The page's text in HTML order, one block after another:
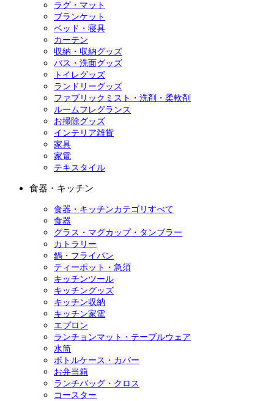
ラグ・マット
ブランケット
ベッド・寝具
カーテン
収納・収納グッズ
バス・洗面グッズ
トイレグッズ
ランドリーグッズ
ファブリックミスト・洗剤・柔軟剤
ルームフレグランス
お掃除グッズ
インテリア雑貨
家具
家電
テキスタイル
食器・キッチン
食器・キッチンカテゴリすべて
食器
グラス・マグカップ・タンブラー
カトラリー
鍋・フライパン
ティーポット・急須
キッチンツール
キッチングッズ
キッチン収納
キッチン家電
エプロン
ランチョンマット・テーブルウェア
水筒
ボトルケース・カバー
お弁当箱
ランチバッグ・クロス
コースター